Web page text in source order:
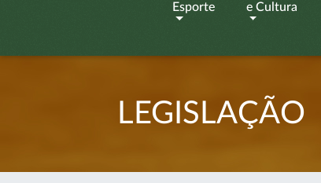
Esporte
e Cultura
LEGISLAÇÃO